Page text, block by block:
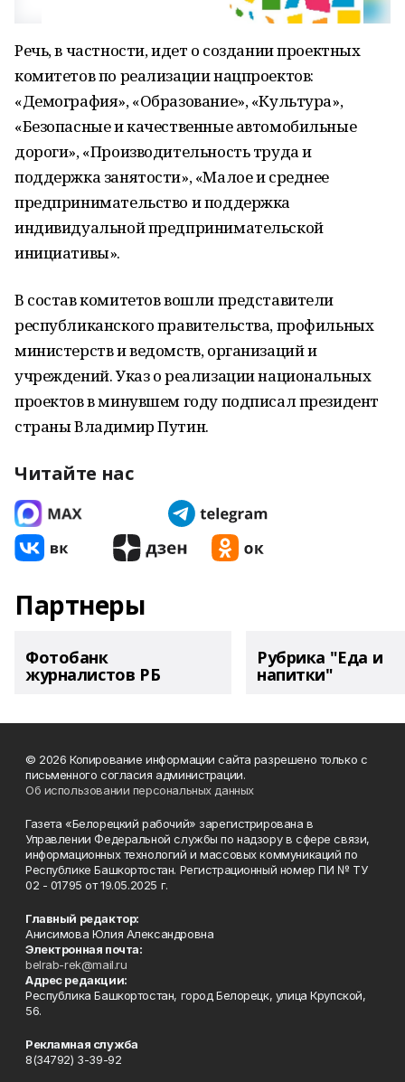
Речь, в частности, идет о создании проектных
комитетов по реализации нацпроектов:
«Демография», «Образование», «Культура»,
«Безопасные и качественные автомобильные
дороги», «Производительность труда и
поддержка занятости», «Малое и среднее
предпринимательство и поддержка
индивидуальной предпринимательской
инициативы».
В состав комитетов вошли представители
республиканского правительства, профильных
министерств и ведомств, организаций и
учреждений. Указ о реализации национальных
проектов в минувшем году подписал президент
страны Владимир Путин.
Читайте нас
Партнеры
Фотобанк
журналистов РБ
Рубрика "Еда и
напитки"
© 2026 Копирование информации сайта разрешено только с
письменного согласия администрации.
Об использовании персональных данных
Газета «Белорецкий рабочий» зарегистрирована в
Управлении Федеральной службы по надзору в сфере связи,
информационных технологий и массовых коммуникаций по
Республике Башкортостан. Регистрационный номер ПИ № ТУ
02 - 01795 от 19.05.2025 г.
Главный редактор:
Анисимова Юлия Александровна
Электронная почта:
belrab-rek@mail.ru
Адрес редакции:
Республика Башкортостан, город Белорецк, улица Крупской,
56.
Рекламная служба
8(34792) 3-39-92